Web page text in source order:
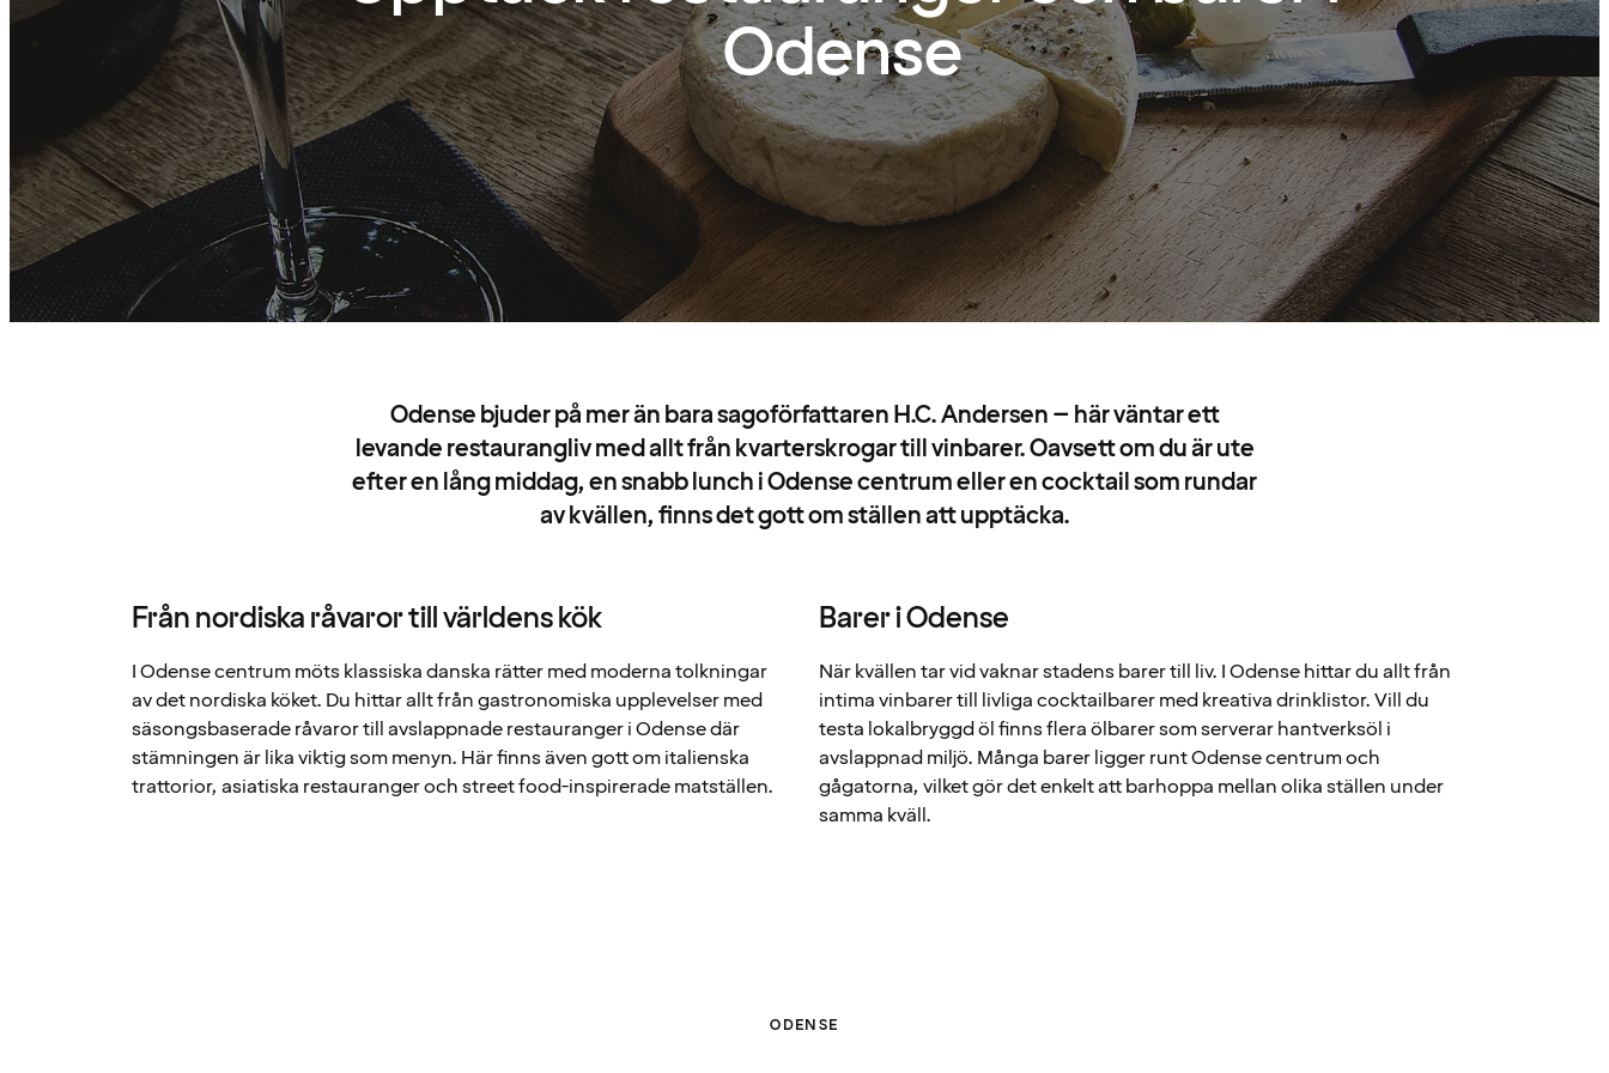
Odense
Odense bjuder på mer än bara sagoförfattaren H.C. Andersen – här väntar ett
levande restaurangliv med allt från kvarterskrogar till vinbarer. Oavsett om du är ute
efter en lång middag, en snabb lunch i Odense centrum eller en cocktail som rundar
av kvällen, finns det gott om ställen att upptäcka.
Från nordiska råvaror till världens kök
I Odense centrum möts klassiska danska rätter med moderna tolkningar
av det nordiska köket. Du hittar allt från gastronomiska upplevelser med
säsongsbaserade råvaror till avslappnade restauranger i Odense där
stämningen är lika viktig som menyn. Här finns även gott om italienska
trattorior, asiatiska restauranger och street food-inspirerade matställen.
Barer i Odense
När kvällen tar vid vaknar stadens barer till liv. I Odense hittar du allt från
intima vinbarer till livliga cocktailbarer med kreativa drinklistor. Vill du
testa lokalbryggd öl finns flera ölbarer som serverar hantverksöl i
avslappnad miljö. Många barer ligger runt Odense centrum och
gågatorna, vilket gör det enkelt att barhoppa mellan olika ställen under
samma kväll.
ODENSE